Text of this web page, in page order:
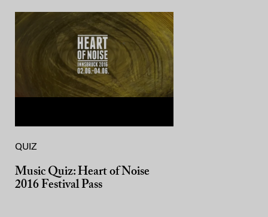
QUIZ
Music Quiz: Heart of Noise
2016 Festival Pass